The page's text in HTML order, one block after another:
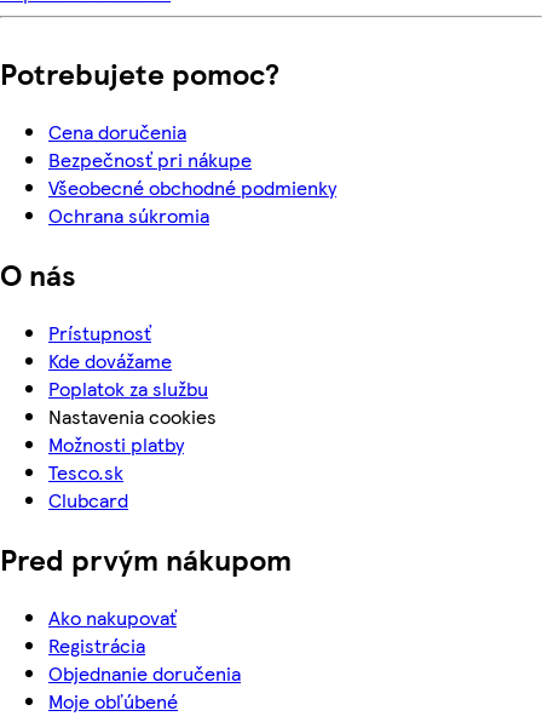
Potrebujete pomoc?
Cena doručenia
Bezpečnosť pri nákupe
Všeobecné obchodné podmienky
Ochrana súkromia
O nás
Prístupnosť
Kde dovážame
Poplatok za službu
Nastavenia cookies
Možnosti platby
Tesco.sk
Clubcard
Pred prvým nákupom
Ako nakupovať
Registrácia
Objednanie doručenia
Moje obľúbené